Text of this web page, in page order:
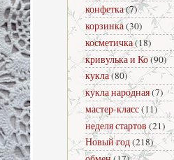
конфетка(7)
корзинка(30)
косметичка(18)
кривулька и Ко(90)
кукла(80)
кукла народная(7)
мастер-класс(11)
неделя стартов (21)
Новый год(218)